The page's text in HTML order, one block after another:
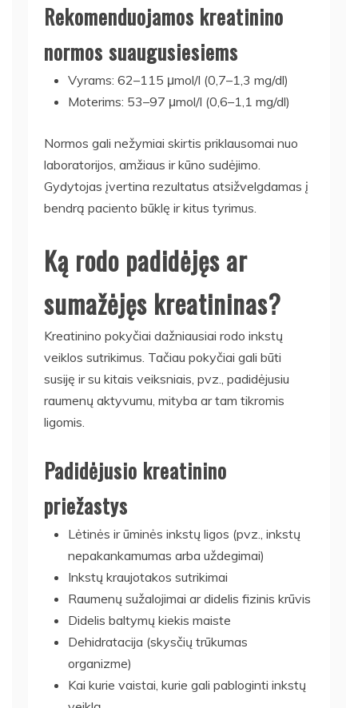
Rekomenduojamos kreatinino
normos suaugusiesiems
Vyrams: 62–115 μmol/l (0,7–1,3 mg/dl)
Moterims: 53–97 μmol/l (0,6–1,1 mg/dl)
Normos gali nežymiai skirtis priklausomai nuo
laboratorijos, amžiaus ir kūno sudėjimo.
Gydytojas įvertina rezultatus atsižvelgdamas į
bendrą paciento būklę ir kitus tyrimus.
Ką rodo padidėjęs ar
sumažėjęs kreatininas?
Kreatinino pokyčiai dažniausiai rodo inkstų
veiklos sutrikimus. Tačiau pokyčiai gali būti
susiję ir su kitais veiksniais, pvz., padidėjusiu
raumenų aktyvumu, mityba ar tam tikromis
ligomis.
Padidėjusio kreatinino
priežastys
Lėtinės ir ūminės inkstų ligos (pvz., inkstų
nepakankamumas arba uždegimai)
Inkstų kraujotakos sutrikimai
Raumenų sužalojimai ar didelis fizinis krūvis
Didelis baltymų kiekis maiste
Dehidratacija (skysčių trūkumas
organizme)
Kai kurie vaistai, kurie gali pabloginti inkstų